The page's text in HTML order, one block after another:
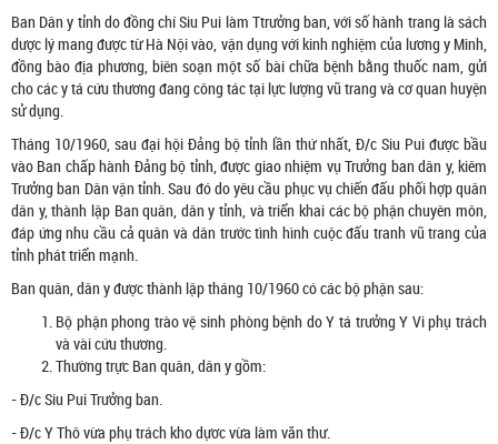
Ban Dân y tỉnh do đồng chí Siu Pui làm Ttrưởng ban, với số hành trang là sách
dược lý mang được từ Hà Nội vào, vận dụng với kinh nghiệm của lương y Minh,
đồng bào địa phương, biên soạn một số bài chữa bệnh bằng thuốc nam, gửi
cho các y tá cứu thương đang công tác tại lực lượng vũ trang và cơ quan huyện
sử dụng.
Tháng 10/1960, sau đại hội Đảng bộ tỉnh lần thứ nhất, Đ/c Siu Pui được bầu
vào Ban chấp hành Đảng bộ tỉnh, được giao nhiệm vụ Trưởng ban dân y, kiêm
Trưởng ban Dân vận tỉnh. Sau đó do yêu cầu phục vụ chiến đấu phối hợp quân
dân y, thành lập Ban quân, dân y tỉnh, và triển khai các bộ phận chuyên môn,
đáp ứng nhu cầu cả quân và dân trước tình hình cuộc đấu tranh vũ trang của
tỉnh phát triển mạnh.
Ban quân, dân y được thành lập tháng 10/1960 có các bộ phận sau:
Bộ phận phong trào vệ sinh phòng bệnh do Y tá trưởng Y Vi phụ trách
và vài cứu thương.
Thường trực Ban quân, dân y gồm:
- Đ/c Siu Pui Trưởng ban.
- Đ/c Y Thô vừa phụ trách kho dựơc vừa làm văn thư.